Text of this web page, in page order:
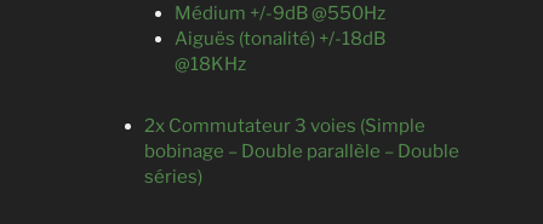
Médium +/-9dB @550Hz
Aiguës (tonalité) +/-18dB
@18KHz
2x Commutateur 3 voies (Simple
bobinage – Double parallèle – Double
séries)